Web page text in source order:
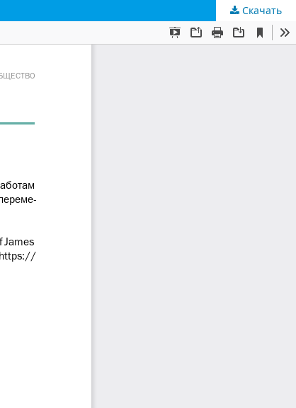
Скачать